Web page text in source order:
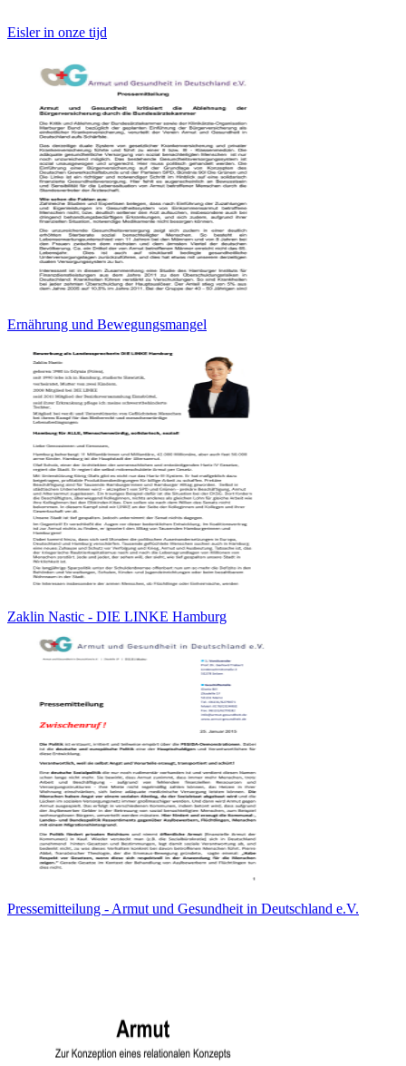
Eisler in onze tijd
Ernährung und Bewegungsmangel
Zaklin Nastic - DIE LINKE Hamburg
Pressemitteilung - Armut und Gesundheit in Deutschland e.V.